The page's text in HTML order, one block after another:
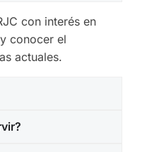
con interés en
conocer el
actuales.